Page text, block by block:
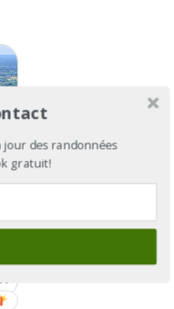
:
jour des randonnées
gratuit!